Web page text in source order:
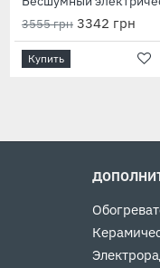
8383 грн 7880 грн
Купить
3555 грн 3342 грн
Купить